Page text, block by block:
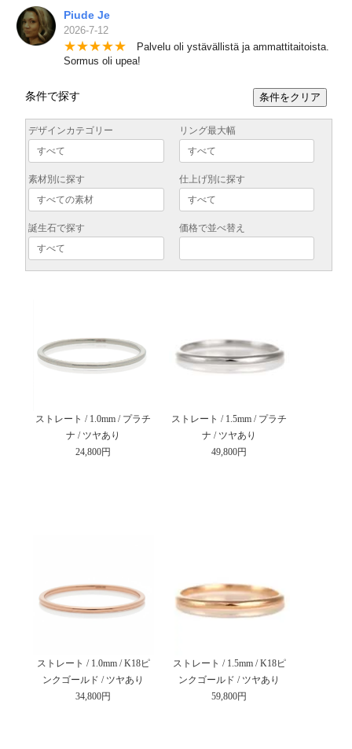
Piude Je
2026-7-12
★★★★★ Palvelu oli ystävällistä ja ammattitaitoista.
Sormus oli upea!
条件で探す 条件をクリア
デザインカテゴリー リング最大幅
素材別に探す 仕上げ別に探す
誕生石で探す 価格で並べ替え
ストレート / 1.0mm / プラチ
ナ / ツヤあり
24,800円
ストレート / 1.5mm / プラチ
ナ / ツヤあり
49,800円
ストレート / 1.0mm / K18ピ
ンクゴールド / ツヤあり
34,800円
ストレート / 1.5mm / K18ピ
ンクゴールド / ツヤあり
59,800円